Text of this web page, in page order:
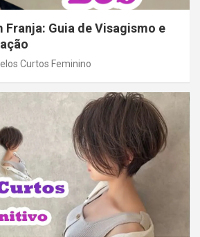
Franja: Guia de Visagismo e
Curtos Feminino